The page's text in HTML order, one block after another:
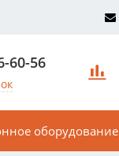
60-56
оборудование